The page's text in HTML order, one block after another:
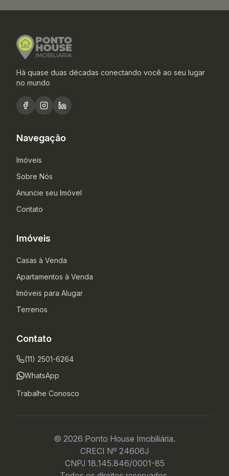
Há quase duas décadas conectando você ao seu lugar
no mundo
Navegação
Imóveis
Sobre Nós
Anuncie seu Imóvel
Contato
Imóveis
Casas à Venda
Apartamentos à Venda
Imóveis para Alugar
Terrenos
Contato
(11) 2501-6264
WhatsApp
Trabalhe Conosco
© 2026 Ponto House Imobiliária.
CRECI Nº 24606J
CNPJ 18.145.846/0001-85